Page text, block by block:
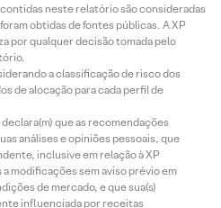
neste relatório são consideradas
obtidas de fontes públicas. A XP
por qualquer decisão tomada pelo
a classificação de risco dos
de alocação para cada perfil de
que as recomendações
análises e opiniões pessoais, que
inclusive em relação à XP
modificações sem aviso prévio em
de mercado, e que sua(s)
influenciada por receitas